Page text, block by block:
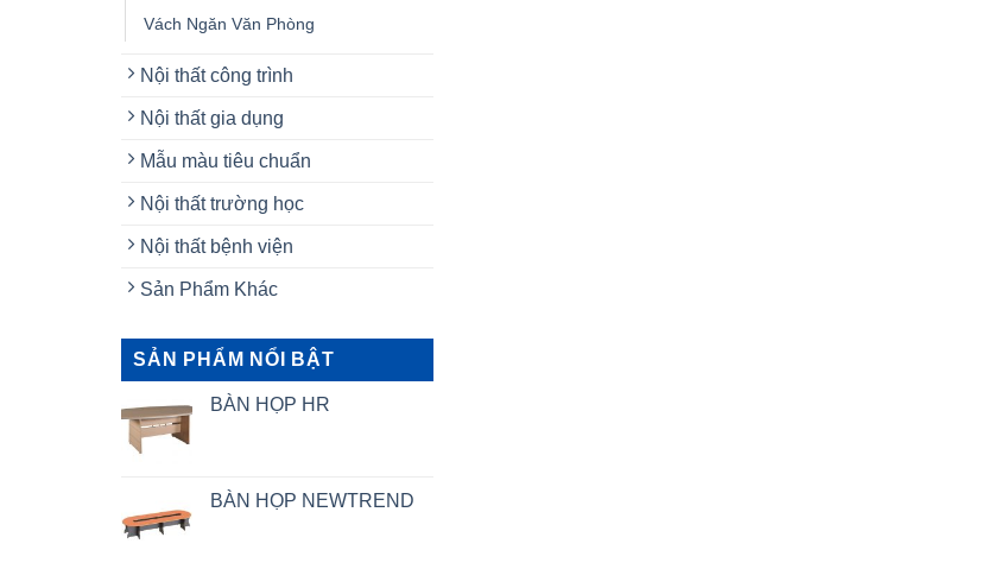
Vách Ngăn Văn Phòng
Nội thất công trình
Nội thất gia dụng
Mẫu màu tiêu chuẩn
Nội thất trường học
Nội thất bệnh viện
Sản Phẩm Khác
SẢN PHẨM NỔI BẬT
BÀN HỌP HR
BÀN HỌP NEWTREND